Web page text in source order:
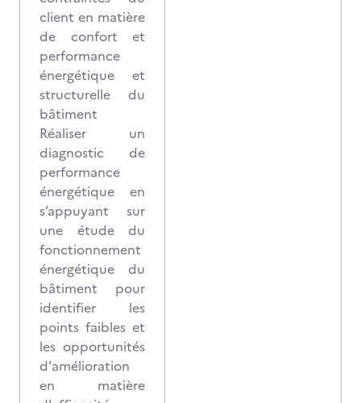
client en matière
de confort et
performance
énergétique et
structurelle du
bâtiment
Réaliser un
diagnostic de
performance
énergétique en
s’appuyant sur
une étude du
fonctionnement
énergétique du
bâtiment pour
identifier les
points faibles et
les opportunités
d'amélioration
en matière